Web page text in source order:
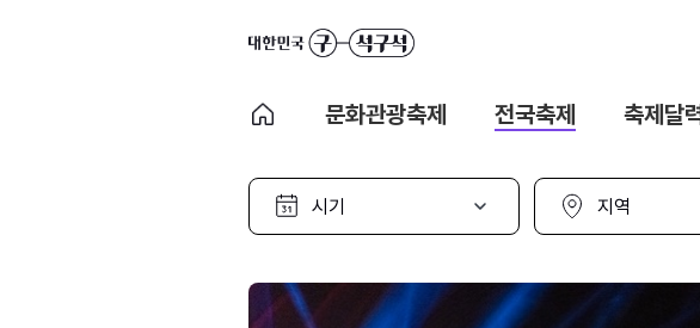
문화관광축제 전국축제 축제달
시
선
지
선